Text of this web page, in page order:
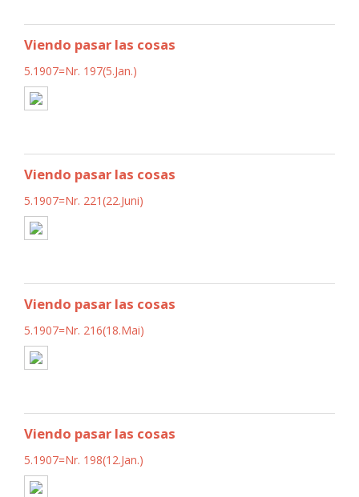
Viendo pasar las cosas
5.1907=Nr. 197(5.Jan.)
Viendo pasar las cosas
5.1907=Nr. 221(22.Juni)
Viendo pasar las cosas
5.1907=Nr. 216(18.Mai)
Viendo pasar las cosas
5.1907=Nr. 198(12.Jan.)